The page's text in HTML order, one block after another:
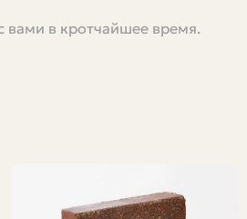
для фундамента до
ориентироваться и
и реальные советы из
вами в кротчайшее время.